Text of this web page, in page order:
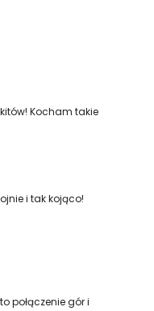
Kocham takie
i tak kojąco!
połączenie gór i